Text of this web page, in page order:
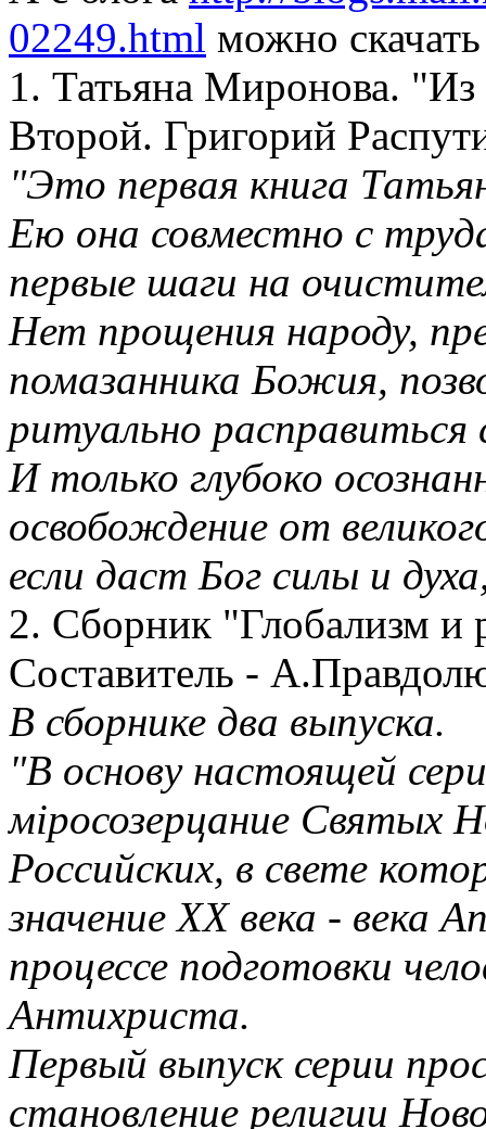
02249.html можно
1. Татьяна Миронова.
Второй. Григорий
"Это первая книга
Ею она совместно с
первые шаги на
Нет прощения народу,
помазанника Божия,
ритуально
И только глубоко
освобождение от
если даст Бог силы и
2. Сборник "Глобализм и
Составитель -
В сборнике два выпуска.
"В основу настоящей
мiросозерцание Святых
Российских, в свете
значение XX века - века
процессе подготовки
Антихриста.
Первый выпуск серии
становление религии